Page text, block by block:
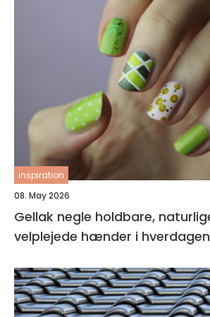
inspiration
08. May 2026
Gellak negle holdbare, naturlige og
velplejede hænder i hverdagen